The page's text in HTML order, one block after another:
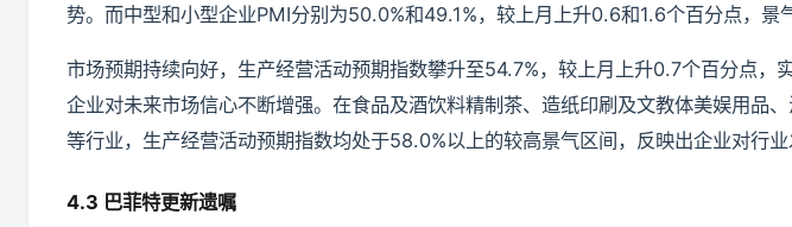
势。而中型和小型企业PMI分别为50.0%和49.1%，较上月上升0.6和1.6个百分点，景
市场预期持续向好，生产经营活动预期指数攀升至54.7%，较上月上升0.7个百分点，
企业对未来市场信心不断增强。在食品及酒饮料精制茶、造纸印刷及文教体美娱用品
等行业，生产经营活动预期指数均处于58.0%以上的较高景气区间，反映出企业对行业
4.3 巴菲特更新遗嘱